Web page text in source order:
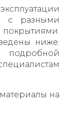
с разными
ниже.
на